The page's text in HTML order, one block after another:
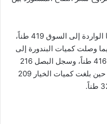
وبحسب النشرة، بلغت كمية البطاطا الواردة إلى السوق 419 طناً،
يومي يبلغ 320 طناً، فيما وصلت كميات البندورة إلى
279 طناً مقارنة باحتياج يومي قدره 416 طناً، وسجل البصل 216
طناً مقابل احتياج يبلغ 293 طناً، في حين بلغت كميات الخيار 209